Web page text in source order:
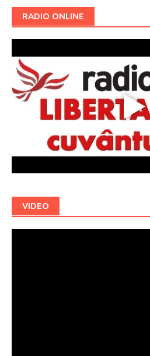
RADIO ONLINE
VIDEO